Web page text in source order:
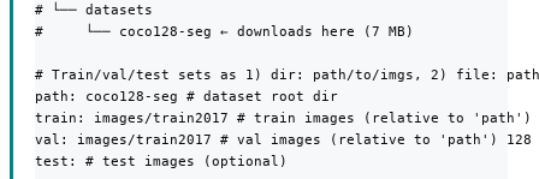
# └── datasets
#     └── coco128-seg ← downloads here (7 MB)
# Train/val/test sets as 1) dir: path/to/imgs, 2) file:
path: coco128-seg # dataset root dir
train: images/train2017 # train images (relative to 'path')
val: images/train2017 # val images (relative to 'path') 128
test: # test images (optional)